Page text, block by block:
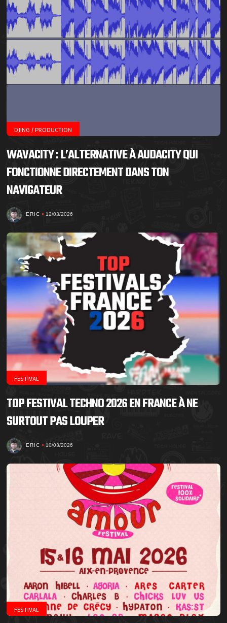
DJING / PRODUCTION
WAVACITY : L’ALTERNATIVE À AUDACITY QUI
FONCTIONNE DIRECTEMENT DANS TON
NAVIGATEUR
ERIC 12/03/2026
FESTIVAL
TOP FESTIVAL TECHNO 2026 EN FRANCE À NE
SURTOUT PAS LOUPER
ERIC 10/03/2026
FESTIVAL